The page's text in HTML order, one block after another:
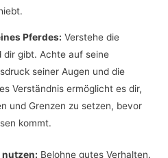
Pferdes: Verstehe die
dir gibt. Achte auf seine
seiner Augen und die
Verständnis ermöglicht es dir,
und Grenzen zu setzen, bevor
kommt.
nutzen: Belohne gutes Verhalten.